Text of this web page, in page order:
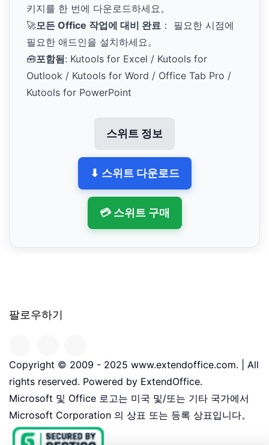
키지를 한 번에 다운로드하세요。
🚀모든 Office 작업에 대비 완료 ： 필요한 시점에
필요한 애드인을 설치하세요。
🧰포함됨: Kutools for Excel / Kutools for
Outlook / Kutools for Word / Office Tab Pro /
Kutools for PowerPoint
스위트 정보
⬇ 스위트 다운로드
💳 스위트 구매
팔로우하기
Copyright © 2009 - 2025 www.extendoffice.com. | All
rights reserved. Powered by ExtendOffice.
Microsoft 및 Office 로고는 미국 및/또는 기타 국가에서
Microsoft Corporation 의 상표 또는 등록 상표입니다。